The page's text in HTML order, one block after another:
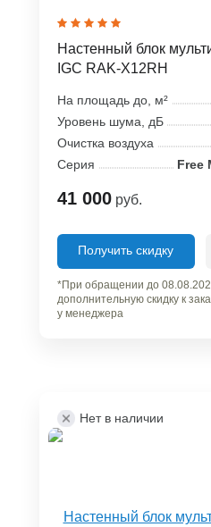
Настенный блок
IGC RAK-X12RH
На площадь до, м²
Уровень шума, дБ
Очистка воздуха
Серия
Free
41 000 руб.
Получить скидку
*При обращении до
дополнительную скидку к
у менеджера
Нет в наличии